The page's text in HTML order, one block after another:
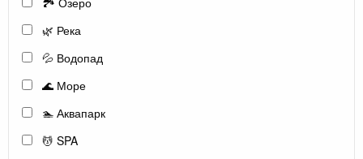
🌿 Река
💦 Водопад
🌊 Море
🏊 Аквапарк
💆 SPA